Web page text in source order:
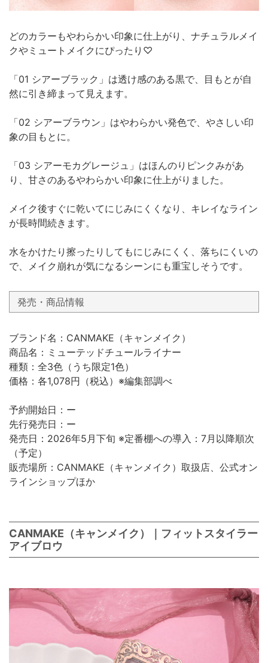
どのカラーもやわらかい印象に仕上がり、ナチュラルメイ
クやミュートメイクにぴったり♡
「01 シアーブラック」は透け感のある黒で、目もとが自
然に引き締まって見えます。
「02 シアーブラウン」はやわらかい発色で、やさしい印
象の目もとに。
「03 シアーモカグレージュ」はほんのりピンクみがあ
り、甘さのあるやわらかい印象に仕上がりました。
メイク後すぐに乾いてにじみにくくなり、キレイなライン
が長時間続きます。
水をかけたり擦ったりしてもにじみにくく、落ちにくいの
で、メイク崩れが気になるシーンにも重宝しそうです。
発売・商品情報
ブランド名：CANMAKE（キャンメイク）
商品名：ミューテッドチュールライナー
種類：全3色（うち限定1色）
価格：各1,078円（税込）※編集部調べ
予約開始日：ー
先行発売日：ー
発売日：2026年5月下旬 ※定番棚への導入：7月以降順次
（予定）
販売場所：CANMAKE（キャンメイク）取扱店、公式オン
ラインショップほか
CANMAKE（キャンメイク）｜フィットスタイラー
アイブロウ